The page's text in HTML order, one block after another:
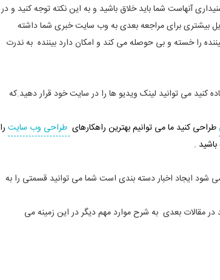
آنهاست شما باید خلاق باشید و به این نکته توجه کنید و در
بیشتری برای مراجعه بعدی به وب سایت خبری شما داشته
را خسته و بی حوصله می کند و امکان دارد بیننده به ندرت
کنید می توانید لینک ویدیو ها را در سایت خود قرار دهید.که
طراحی کنید ما می توانیم بهترین راهکارهای طراحی وب سایت را
باشید .
شود ایجاد اخبار دسته بندی است شما می توانید قسمتی را به
مقالات بعدی به شرح موارد مهم دیگر در این زمینه می